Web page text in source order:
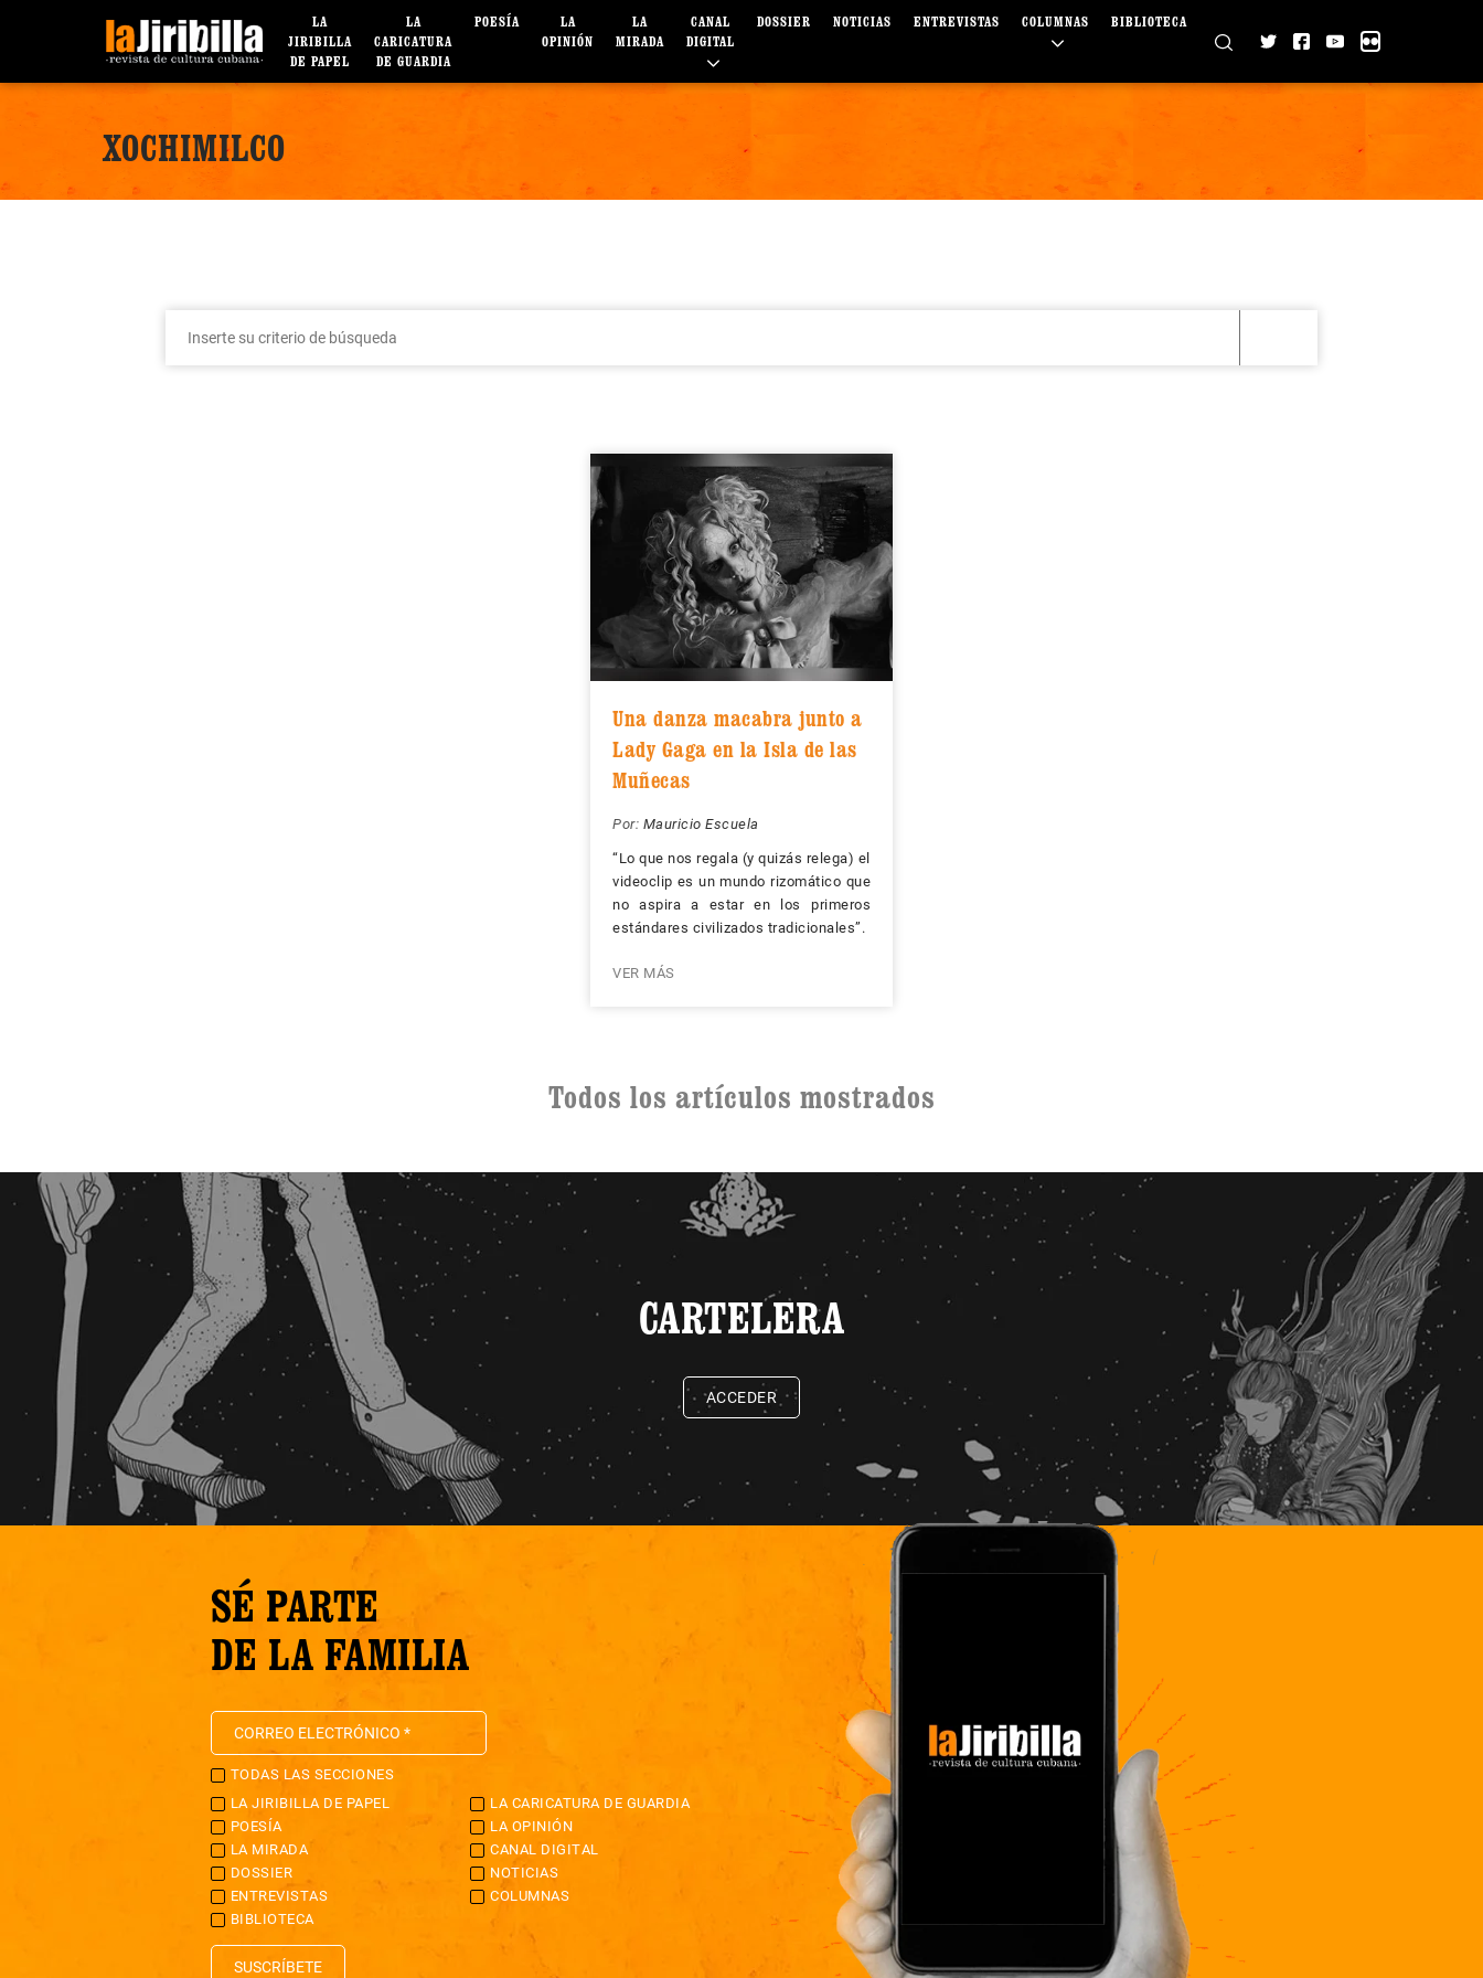
LA
JIRIBILLA
DE PAPEL
LA
CARICATURA
DE GUARDIA
POESÍA
LA
OPINIÓN
LA
MIRADA
CANAL
DIGITAL
DOSSIER NOTICIAS ENTREVISTAS COLUMNAS BIBLIOTECA
XOCHIMILCO
Una danza macabra junto a
Lady Gaga en la Isla de las
Muñecas
Por: Mauricio Escuela
“Lo que nos regala (y quizás relega) el
videoclip es un mundo rizomático que
no aspira a estar en los primeros
estándares civilizados tradicionales”.
VER MÁS
Todos los artículos mostrados
CARTELERA
ACCEDER
SÉ PARTE
DE LA FAMILIA
TODAS LAS SECCIONES
LA JIRIBILLA DE PAPEL
LA CARICATURA DE GUARDIA
POESÍA
LA OPINIÓN
LA MIRADA
CANAL DIGITAL
DOSSIER
NOTICIAS
ENTREVISTAS
COLUMNAS
BIBLIOTECA
SUSCRÍBETE